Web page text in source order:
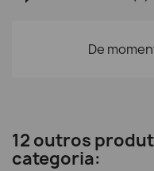
De
12 outros
categoria: